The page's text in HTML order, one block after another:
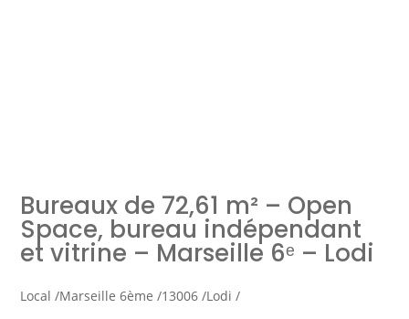
Rejoindre Weloge
Trouver un consultant
Accès propriétaire / locataire
Bureaux de 72,61 m² – Open
Space, bureau indépendant
et vitrine – Marseille 6ᵉ – Lodi
Local /Marseille 6ème /13006 /Lodi /